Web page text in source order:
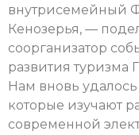
внутрисемейный
Кенозерья, —
соорганизатор
развития туризма
Нам вновь
которые изучают
современной